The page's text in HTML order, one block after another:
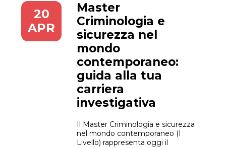
20
APR
Master
Criminologia e
sicurezza nel
mondo
contemporaneo:
guida alla tua
carriera
investigativa
Il Master Criminologia e sicurezza
nel mondo contemporaneo (I
Livello) rappresenta oggi il